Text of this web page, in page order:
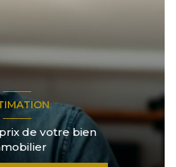
de votre bien